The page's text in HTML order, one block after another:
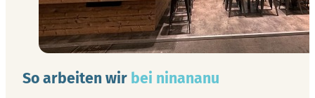
So arbeiten wir bei ninananu